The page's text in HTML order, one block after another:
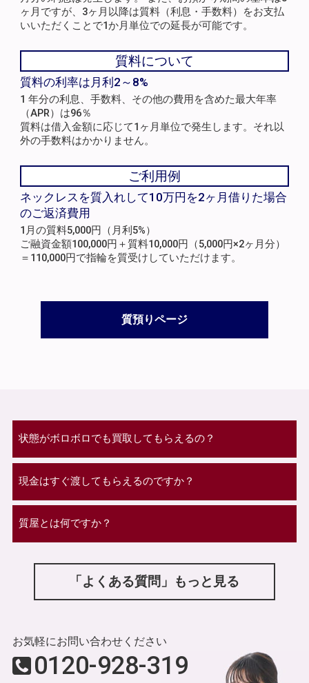
ヶ月ですが、3ヶ月以降は質料（利息・手数料）をお支払
いいただくことで1か月単位での延長が可能です。
質料について
質料の利率は月利2～8%
1 年分の利息、手数料、その他の費用を含めた最大年率
（APR）は96％
質料は借入金額に応じて1ヶ月単位で発生します。それ以
外の手数料はかかりません。
ご利用例
ネックレスを質入れして10万円を2ヶ月借りた場合
のご返済費用
1月の質料5,000円（月利5%）
ご融資金額100,000円＋質料10,000円（5,000円×2ヶ月分）
＝110,000円で指輪を質受けしていただけます。
質預りページ
状態がボロボロでも買取してもらえるの？
現金はすぐ渡してもらえるのですか？
質屋とは何ですか？
「よくある質問」もっと見る
お気軽にお問い合わせください
0120-928-319